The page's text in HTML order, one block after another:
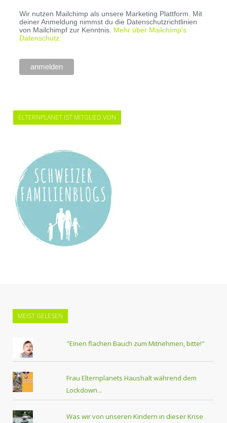
Wir nutzen Mailchimp als unsere Marketing Plattform. Mit
deiner Anmeldung nimmst du die Datenschutzrichtlinien
von Mailchimpf zur Kenntnis. Mehr über Mailchimp's
Datenschutz.
ELTERNPLANET IST MITGLIED VON
MEIST GELESEN
"Einen flachen Bauch zum Mitnehmen, bitte!"
Frau Elternplanets Haushalt während dem
Lockdown...
Was wir von unseren Kindern in dieser Krise